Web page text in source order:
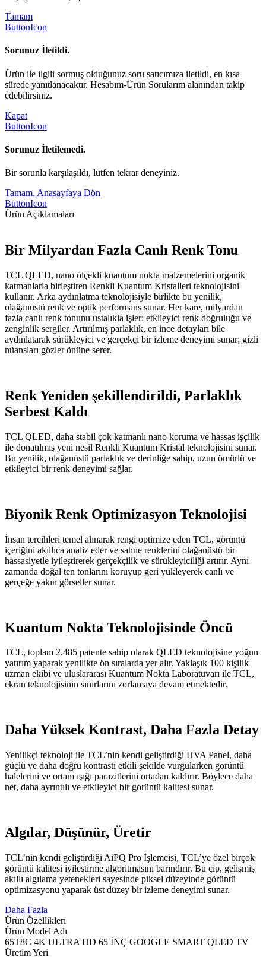
Tamam
ButtonIcon
Sorunuz İletildi.
Ürün ile ilgili sormuş olduğunuz soru satıcımıza iletildi, en kısa
sürede yanıtlanacaktır. Hesabım-Ürün Sorularım alanından takip
edebilirsiniz.
Kapat
ButtonIcon
Sorunuz İletilemedi.
Bir sorunla karşılaşıldı, lütfen tekrar deneyiniz.
Tamam, Anasayfaya Dön
ButtonIcon
Ürün Açıklamaları
Bir Milyardan Fazla Canlı Renk Tonu
TCL QLED, nano ölçekli kuantum nokta malzemelerini organik
katmanlarla birleştiren Renkli Kuantum Kristalleri teknolojisini
kullanır. Arka aydınlatma teknolojisiyle birlikte bu yenilik,
olağanüstü renk ve optik performans sunar. Her kare, milyardan
fazla canlı renk tonunu ustalıkla işler; etkileyici renk doğruluğu ve
zenginlik sergiler. Artırılmış parlaklık, en ince detayları bile
aydınlatarak sürükleyici ve gerçekçi bir izleme deneyimi sunar; gizli
nüansları gözler önüne serer.
Renk Yeniden şekillendirildi, Parlaklık
Serbest Kaldı
TCL QLED, daha stabil çok katmanlı nano koruma ve hassas işçilik
ile donatılmış yeni nesil Renkli Kuantum Kristal teknolojisini sunar.
Bu yenilik, olağanüstü parlaklık ve derinliğe sahip, uzun ömürlü ve
etkileyici bir renk deneyimi sağlar.
Biyonik Renk Optimizasyon Teknolojisi
İnsan tercihleri temel alınarak rengi optimize eden TCL, görüntü
içeriğini akıllıca analiz eder ve sahne renklerini olağanüstü bir
hassasiyetle iyileştirerek gerçekçilik ve sürükleyiciliği artırır. Aynı
zamanda doğal ten tonlarını koruyup geri yükleyerek canlı ve
gerçeğe yakın görseller sunar.
Kuantum Nokta Teknolojisinde Öncü
TCL, toplam 2.485 patente sahip olarak QLED teknolojisine yoğun
yatırım yaparak yenilikte ön sıralarda yer alır. Yaklaşık 100 kişilik
uzman ekibi ve uluslararası Kuantum Nokta Laboratuvarı ile TCL,
ekran teknolojisinin sınırlarını zorlamaya devam etmektedir.
Daha Yüksek Kontrast, Daha Fazla Detay
Yenilikçi teknoloji ile TCL’nin kendi geliştirdiği HVA Panel, daha
güçlü ve daha doğru kontrastı etkili şekilde vurgularken görüntü
halelerini ve ortam ışığı parazitlerini ortadan kaldırır. Böylece daha
net, daha ayrıntılı ve etkileyici bir görüntü kalitesi sunar.
Algılar, Düşünür, Üretir
TCL’nin kendi geliştirdiği AiPQ Pro İşlemcisi, TCL’ye özel birçok
görüntü kalitesi iyileştirme algoritmasını barındırır. Bu çip, gelişmiş
akıllı algılama yetenekleri sayesinde piksel düzeyinde görüntü
optimizasyonu yaparak üst düzey bir izleme deneyimi sunar.
Daha Fazla
Ürün Özellikleri
Ürün Model Adı
65T8C 4K ULTRA HD 65 İNÇ GOOGLE SMART QLED TV
Üretim Yeri